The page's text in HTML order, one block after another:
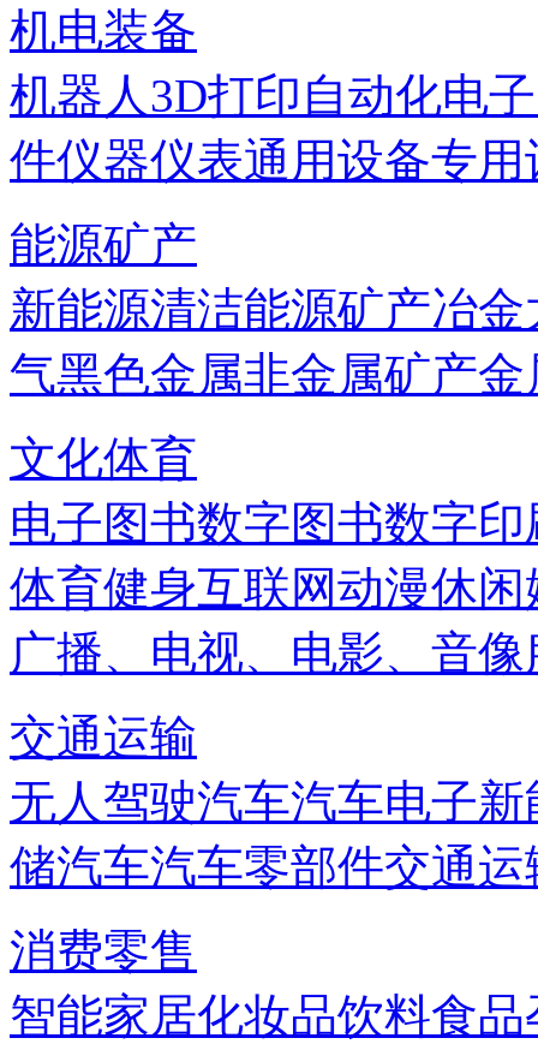
机电装备
机器人3D打印自动化电
件仪器仪表通用设备专用
能源矿产
新能源清洁能源矿产冶金
气黑色金属非金属矿产金
文化体育
电子图书数字图书数字印
体育健身互联网动漫休闲
广播、电视、电影、音像
交通运输
无人驾驶汽车汽车电子新
储汽车汽车零部件交通
消费零售
智能家居化妆品饮料食品